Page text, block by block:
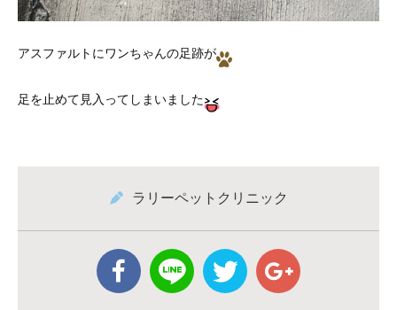
アスファルトにワンちゃんの足跡が
足を止めて見入ってしまいました
ラリーペットクリニック